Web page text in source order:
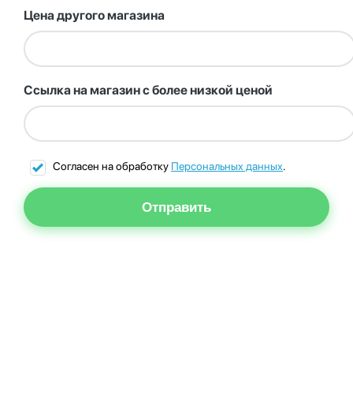
Цена другого магазина
Ссылка на магазин с более низкой ценой
Согласен на обработку Персональных данных.
Отправить